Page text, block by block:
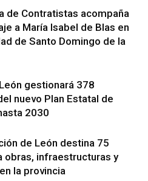
de Contratistas acompaña
a María Isabel de Blas en
de Santo Domingo de la
gestionará 378
nuevo Plan Estatal de
2030
de León destina 75
obras, infraestructuras y
la provincia